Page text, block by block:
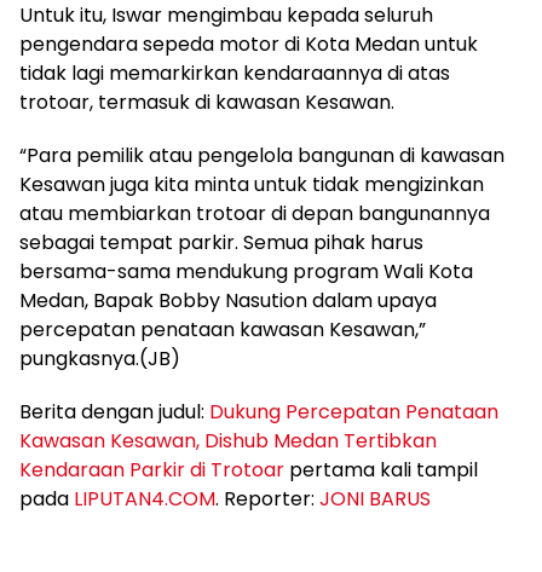
Untuk itu, Iswar mengimbau kepada seluruh
pengendara sepeda motor di Kota Medan untuk
tidak lagi memarkirkan kendaraannya di atas
trotoar, termasuk di kawasan Kesawan.
“Para pemilik atau pengelola bangunan di kawasan
Kesawan juga kita minta untuk tidak mengizinkan
atau membiarkan trotoar di depan bangunannya
sebagai tempat parkir. Semua pihak harus
bersama-sama mendukung program Wali Kota
Medan, Bapak Bobby Nasution dalam upaya
percepatan penataan kawasan Kesawan,”
pungkasnya.(JB)
Berita dengan judul: Dukung Percepatan Penataan
Kawasan Kesawan, Dishub Medan Tertibkan
Kendaraan Parkir di Trotoar pertama kali tampil
pada LIPUTAN4.COM. Reporter: JONI BARUS